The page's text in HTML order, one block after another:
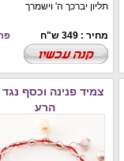
תליון יברכך ה' וישמרך
מחיר : 349 ש"ח
צמיד פנינה וכסף נגד
הרע